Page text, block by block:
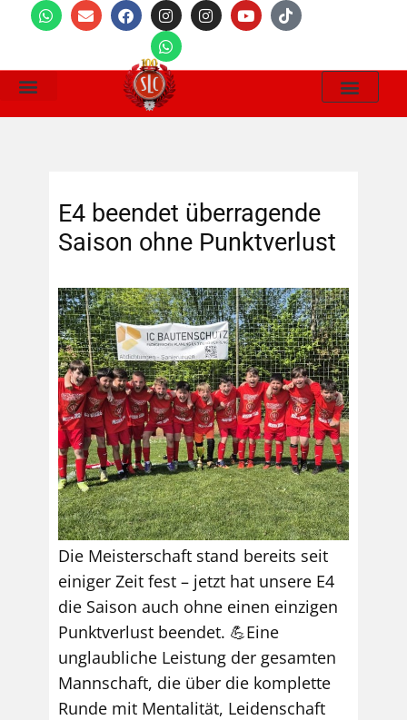
E4 beendet überragende
Saison ohne Punktverlust
Die Meisterschaft stand bereits seit
einiger Zeit fest – jetzt hat unsere E4
die Saison auch ohne einen einzigen
Punktverlust beendet. 💪Eine
unglaubliche Leistung der gesamten
Mannschaft, die über die komplette
Runde mit Mentalität, Leidenschaft